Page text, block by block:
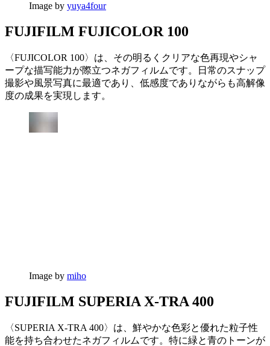
Image by yuya4four
FUJIFILM FUJICOLOR 100
〈FUJICOLOR 100〉は、その明るくクリアな色再現やシャ
ープな描写能力が際立つネガフィルムです。日常のスナップ
撮影や風景写真に最適であり、低感度でありながらも高解像
度の成果を実現します。
Image by miho
FUJIFILM SUPERIA X-TRA 400
〈SUPERIA X-TRA 400〉は、鮮やかな色彩と優れた粒子性
能を持ち合わせたネガフィルムです。特に緑と青のトーンが